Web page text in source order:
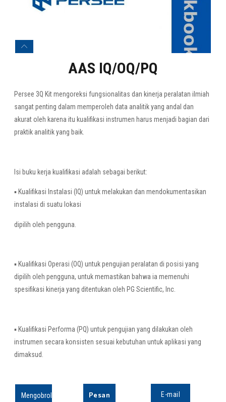
AAS IQ/OQ/PQ
Persee 3Q Kit mengoreksi fungsionalitas dan kinerja peralatan ilmiah
sangat penting dalam memperoleh data analitik yang andal dan
akurat oleh karena itu kualifikasi instrumen harus menjadi bagian dari
praktik analitik yang baik.
Isi buku kerja kualifikasi adalah sebagai berikut:
▪ Kualifikasi Instalasi (IQ) untuk melakukan dan mendokumentasikan
instalasi di suatu lokasi
dipilih oleh pengguna.
▪ Kualifikasi Operasi (OQ) untuk pengujian peralatan di posisi yang
dipilih oleh pengguna, untuk memastikan bahwa ia memenuhi
spesifikasi kinerja yang ditentukan oleh PG Scientific, Inc.
▪ Kualifikasi Performa (PQ) untuk pengujian yang dilakukan oleh
instrumen secara konsisten sesuai kebutuhan untuk aplikasi yang
dimaksud.
Mengobrol Pesan E-mail